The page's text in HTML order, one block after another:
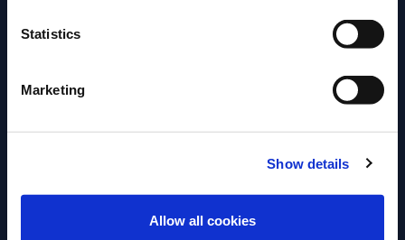
Statistics
Marketing
Show details
Allow all cookies
ENTER